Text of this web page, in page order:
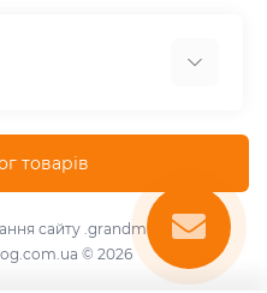
товарів
сайту .grandma
© 2026